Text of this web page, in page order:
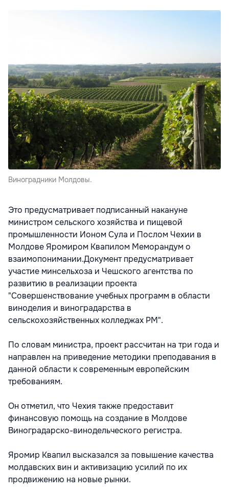
Виноградники Молдовы.
Это предусматривает подписанный накануне
министром сельского хозяйства и пищевой
промышленности Ионом Сула и Послом Чехии в
Молдове Яромиром Квапилом Меморандум о
взаимопонимании.Документ предусматривает
участие минсельхоза и Чешского агентства по
развитию в реализации проекта
"Совершенствование учебных программ в области
виноделия и виноградарства в
сельскохозяйственных колледжах РМ".
По словам министра, проект рассчитан на три года и
направлен на приведение методики преподавания в
данной области к современным европейским
требованиям.
Он отметил, что Чехия также предоставит
финансовую помощь на создание в Молдове
Виноградарско-винодельческого регистра.
Яромир Квапил высказался за повышение качества
молдавских вин и активизацию усилий по их
продвижению на новые рынки.